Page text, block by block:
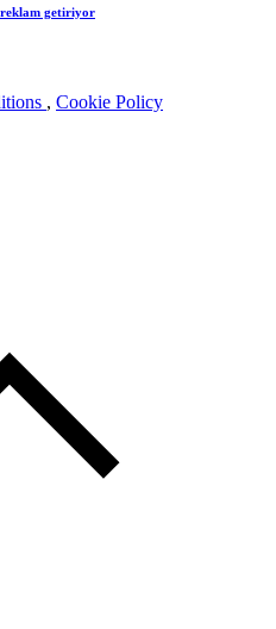
reklam getiriyor
, Cookie Policy